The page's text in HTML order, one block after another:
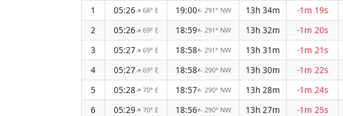
1
05:26↑68° E 19:00↑ 291° NW 13h 34m -1m 19s
2
05:26↑69° E 18:59↑ 291° NW 13h 32m -1m 20s
3
05:27↑69° E 18:58↑ 291° NW 13h 31m -1m 21s
4
05:27↑69° E 18:58↑ 290° NW 13h 30m -1m 22s
5
05:28↑70° E 18:57↑ 290° NW 13h 28m -1m 24s
6
05:29↑70° E 18:56↑ 290° NW 13h 27m -1m 25s